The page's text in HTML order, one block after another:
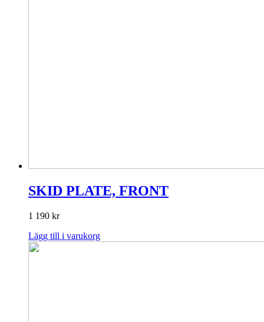
SKID PLATE, FRONT
1 190 kr
Lägg till i varukorg